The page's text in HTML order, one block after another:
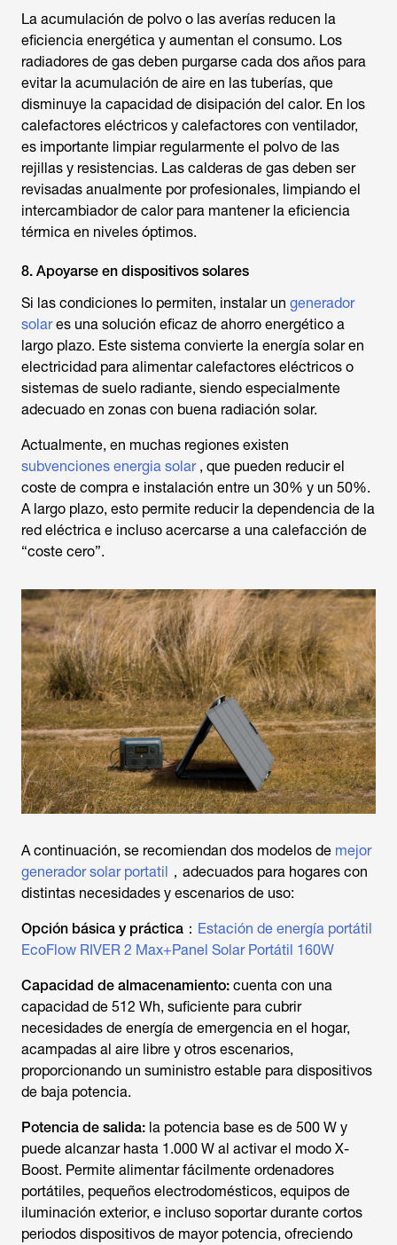
La acumulación de polvo o las averías reducen la
eficiencia energética y aumentan el consumo. Los
radiadores de gas deben purgarse cada dos años para
evitar la acumulación de aire en las tuberías, que
disminuye la capacidad de disipación del calor. En los
calefactores eléctricos y calefactores con ventilador,
es importante limpiar regularmente el polvo de las
rejillas y resistencias. Las calderas de gas deben ser
revisadas anualmente por profesionales, limpiando el
intercambiador de calor para mantener la eficiencia
térmica en niveles óptimos.
8. Apoyarse en dispositivos solares
Si las condiciones lo permiten, instalar un generador
solares una solución eficaz de ahorro energético a
largo plazo. Este sistema convierte la energía solar en
electricidad para alimentar calefactores eléctricos o
sistemas de suelo radiante, siendo especialmente
adecuado en zonas con buena radiación solar.
Actualmente, en muchas regiones existen
subvenciones energia solar, que pueden reducir el
coste de compra e instalación entre un 30% y un 50%.
A largo plazo, esto permite reducir la dependencia de la
red eléctrica e incluso acercarse a una calefacción de
“coste cero”.
A continuación, se recomiendan dos modelos de mejor
generador solar portatil ，adecuados para hogares con
distintas necesidades y escenarios de uso:
Opción básica y práctica： Estación de energía portátil
EcoFlow RIVER 2 Max+Panel Solar Portátil 160W
Capacidad de almacenamiento: cuenta con una
capacidad de 512 Wh, suficiente para cubrir
necesidades de energía de emergencia en el hogar,
acampadas al aire libre y otros escenarios,
proporcionando un suministro estable para dispositivos
de baja potencia.
Potencia de salida: la potencia base es de 500 W y
puede alcanzar hasta 1.000 W al activar el modo X-
Boost. Permite alimentar fácilmente ordenadores
portátiles, pequeños electrodomésticos, equipos de
iluminación exterior, e incluso soportar durante cortos
periodos dispositivos de mayor potencia, ofreciendo